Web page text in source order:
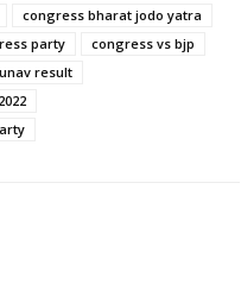
congress bharat jodo yatra
party
congress vs bjp
result